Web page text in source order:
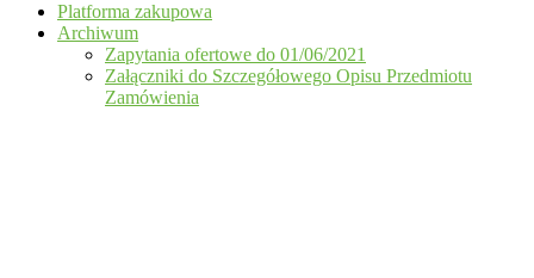
Platforma zakupowa
Archiwum
Zapytania ofertowe do 01/06/2021
Załączniki do Szczegółowego Opisu Przedmiotu
Zamówienia